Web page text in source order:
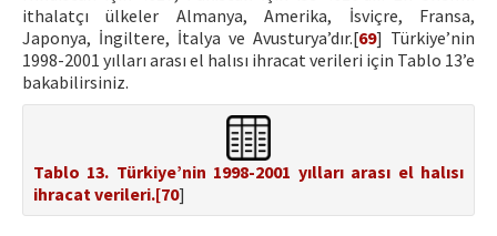
ithalatçı ülkeler Almanya, Amerika, İsviçre, Fransa,
Japonya, İngiltere, İtalya ve Avusturya’dır.[69] Türkiye’nin
1998-2001 yılları arası el halısı ihracat verileri için Tablo 13’e
bakabilirsiniz.
Tablo 13. Türkiye’nin 1998-2001 yılları arası el halısı
ihracat verileri.[70]